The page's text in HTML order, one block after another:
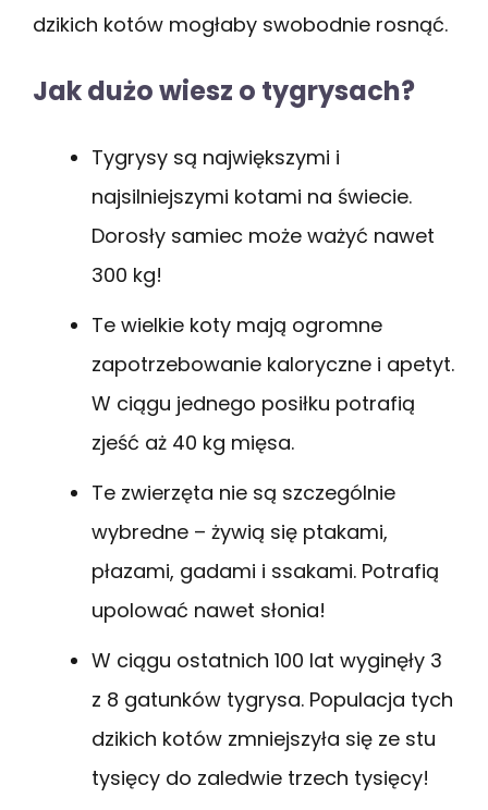
dzikich kotów mogłaby swobodnie rosnąć.
Jak dużo wiesz o tygrysach?
Tygrysy są największymi i
najsilniejszymi kotami na świecie.
Dorosły samiec może ważyć nawet
300 kg!
Te wielkie koty mają ogromne
zapotrzebowanie kaloryczne i apetyt.
W ciągu jednego posiłku potrafią
zjeść aż 40 kg mięsa.
Te zwierzęta nie są szczególnie
wybredne – żywią się ptakami,
płazami, gadami i ssakami. Potrafią
upolować nawet słonia!
W ciągu ostatnich 100 lat wyginęły 3
z 8 gatunków tygrysa. Populacja tych
dzikich kotów zmniejszyła się ze stu
tysięcy do zaledwie trzech tysięcy!